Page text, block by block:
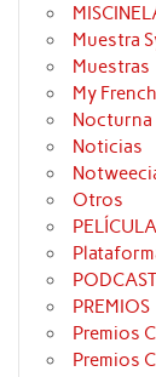
Muestra
Muestras
My
Nocturna
Noticias
Otros
PREMIOS
Premios
Premios